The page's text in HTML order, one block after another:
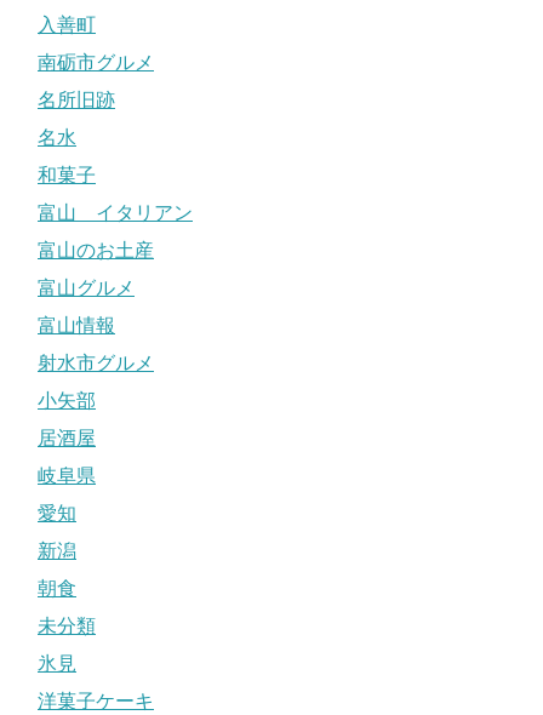
入善町
南砺市グルメ
名所旧跡
名水
和菓子
富山 イタリアン
富山のお土産
富山グルメ
富山情報
射水市グルメ
小矢部
居酒屋
岐阜県
愛知
新潟
朝食
未分類
氷見
洋菓子ケーキ